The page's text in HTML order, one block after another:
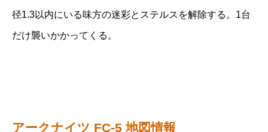
径1.3以内にいる味方の迷彩とステルスを解除する。1台
だけ襲いかかってくる。
アークナイツ FC-5 地図情報